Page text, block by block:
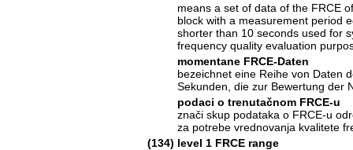
means a set of data of the FRCE
block with a measurement period
shorter than 10 seconds used for
frequency quality evaluation
momentane FRCE-Daten
bezeichnet eine Reihe von Daten
Sekunden, die zur Bewertung der
podaci o trenutačnom FRCE-u
znači skup podataka o FRCE-u
za potrebe vrednovanja kvalitete
(134) level 1 FRCE range